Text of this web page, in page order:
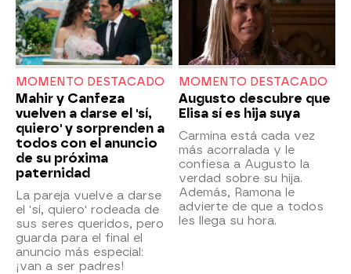
MOMENTO DESTACADO
Mahir y Canfeza
vuelven a darse el 'sí,
quiero' y sorprenden a
todos con el anuncio
de su próxima
paternidad
La pareja vuelve a darse
el 'sí, quiero' rodeada de
sus seres queridos, pero
guarda para el final el
anuncio más especial:
¡van a ser padres!
MOMENTO DESTACADO
Augusto descubre que
Elisa sí es hija suya
Carmina está cada vez
más acorralada y le
confiesa a Augusto la
verdad sobre su hija.
Además, Ramona le
advierte de que a todos
les llega su hora.